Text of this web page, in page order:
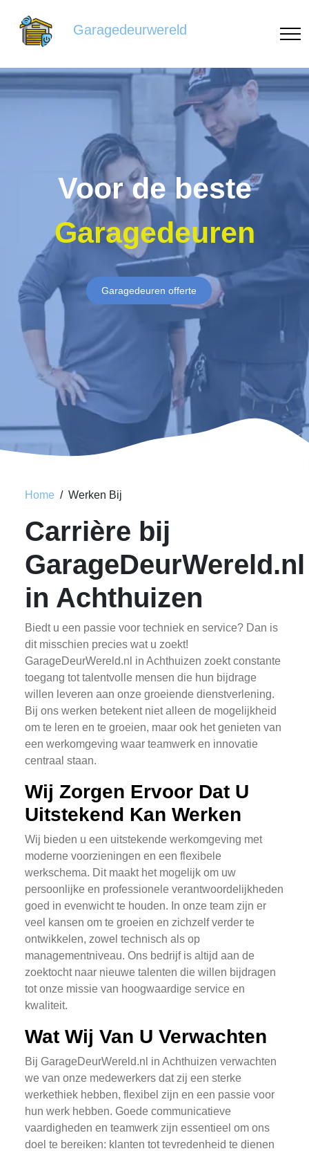
Garagedeurwereld
Voor de beste
Garagedeuren
Garagedeuren offerte
Home Werken Bij
Carrière bij
GarageDeurWereld.nl
in Achthuizen
Biedt u een passie voor techniek en service? Dan is
dit misschien precies wat u zoekt!
GarageDeurWereld.nl in Achthuizen zoekt constante
toegang tot talentvolle mensen die hun bijdrage
willen leveren aan onze groeiende dienstverlening.
Bij ons werken betekent niet alleen de mogelijkheid
om te leren en te groeien, maar ook het genieten van
een werkomgeving waar teamwerk en innovatie
centraal staan.
Wij Zorgen Ervoor Dat U
Uitstekend Kan Werken
Wij bieden u een uitstekende werkomgeving met
moderne voorzieningen en een flexibele
werkschema. Dit maakt het mogelijk om uw
persoonlijke en professionele verantwoordelijkheden
goed in evenwicht te houden. In onze team zijn er
veel kansen om te groeien en zichzelf verder te
ontwikkelen, zowel technisch als op
managementniveau. Ons bedrijf is altijd aan de
zoektocht naar nieuwe talenten die willen bijdragen
tot onze missie van hoogwaardige service en
kwaliteit.
Wat Wij Van U Verwachten
Bij GarageDeurWereld.nl in Achthuizen verwachten
we van onze medewerkers dat zij een sterke
werkethiek hebben, flexibel zijn en een passie voor
hun werk hebben. Goede communicatieve
vaardigheden en teamwerk zijn essentieel om ons
doel te bereiken: klanten tot tevredenheid te dienen